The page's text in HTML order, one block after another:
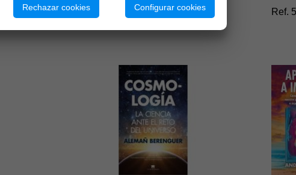
Ref. 530270 Ref.
Rechazar cookies Configurar cookies